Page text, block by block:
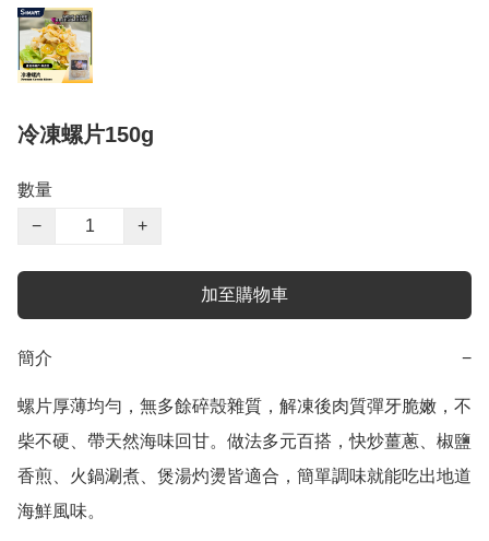
冷凍螺片150g
數量
−
+
加至購物車
簡介 −
螺片厚薄均勻，無多餘碎殼雜質，解凍後肉質彈牙脆嫩，不
柴不硬、帶天然海味回甘。做法多元百搭，快炒薑蔥、椒鹽
香煎、火鍋涮煮、煲湯灼燙皆適合，簡單調味就能吃出地道
海鮮風味。